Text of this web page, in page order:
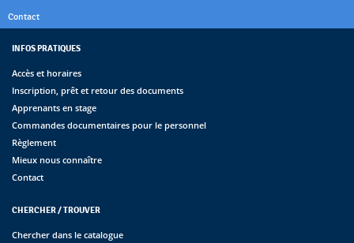
Contact
INFOS PRATIQUES
Accès et horaires
Inscription, prêt et retour des documents
Apprenants en stage
Commandes documentaires pour le personnel
Règlement
Mieux nous connaître
Contact
CHERCHER / TROUVER
Chercher dans le catalogue